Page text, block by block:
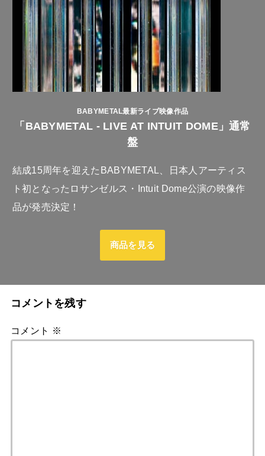
BABYMETAL最新ライブ映像作品
「BABYMETAL - LIVE AT INTUIT DOME」通常
盤
結成15周年を迎えたBABYMETAL、日本人アーティス
ト初となったロサンゼルス・Intuit Dome公演の映像作
品が発売決定！
商品を見る
コメントを残す
コメント ※